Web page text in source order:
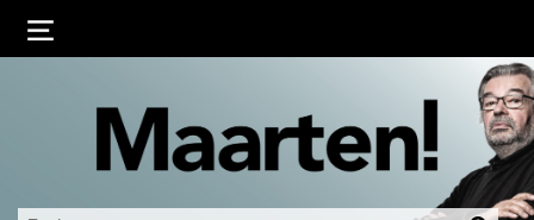
Ingelogd blijven